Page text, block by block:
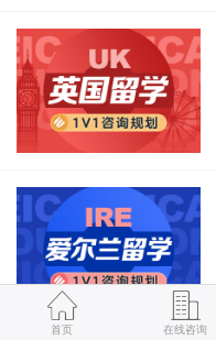
首页 在线咨询